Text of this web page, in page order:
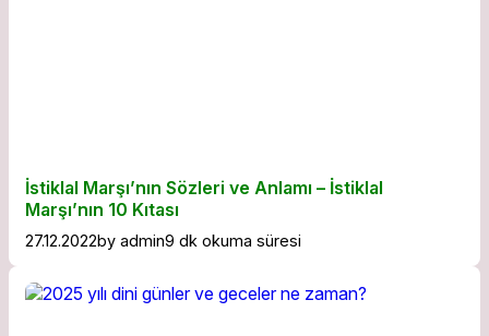
İstiklal Marşı’nın Sözleri ve Anlamı – İstiklal
Marşı’nın 10 Kıtası
27.12.2022by admin9 dk okuma süresi